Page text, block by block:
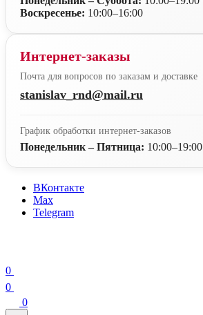
Воскресенье: 10:00–16:00
Интернет-заказы
Почта для вопросов по заказам и доставке
stanislav_rnd@mail.ru
График обработки интернет-заказов
Понедельник – Пятница: 10:00–19:00
ВКонтакте
Max
Telegram
0
0
0